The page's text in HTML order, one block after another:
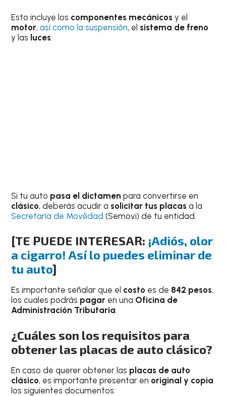
Esto incluye los componentes mecánicosy el
motor,así como la suspensión, el sistema de freno
y las luces.
Si tu auto pasa el dictamen para convertirse en
clásico, deberás acudir a solicitar tus placas a la
Secretaría de Movilidad (Semovi) de tu entidad.
[TE PUEDE INTERESAR: ¡Adiós, olor
a cigarro! Así lo puedes eliminar de
tu auto]
Es importante señalar que el costo es de 842 pesos,
los cuales podrás pagar en una Oficina de
Administración Tributaria.
¿Cuáles son los requisitos para
obtener las placas de auto clásico?
En caso de querer obtener las placas de auto
clásico, es importante presentar en original y copia
los siguientes documentos: